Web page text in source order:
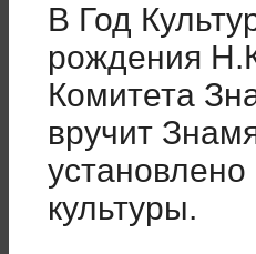
В Год
рождения
Комитета
вручит
культуры.